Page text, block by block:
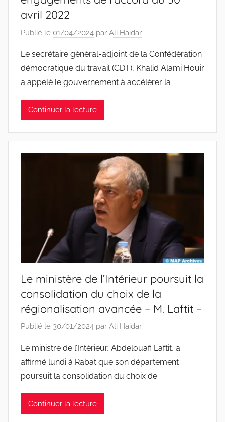
avril 2022
Publié le 01/04/2024 par Ali Haidar
Le secrétaire général-adjoint de la Confédération
démocratique du travail (CDT), Khalid Alami Houir
a appelé le gouvernement à accélérer la
Continuer la lecture
Le ministère de l’Intérieur poursuit la
consolidation du choix de la
régionalisation avancée – M. Laftit –
Publié le 30/01/2024 par Ali Haidar
Le ministre de l’Intérieur, Abdelouafi Laftit, a
affirmé lundi à Rabat que son département
poursuit la consolidation du choix de
Continuer la lecture